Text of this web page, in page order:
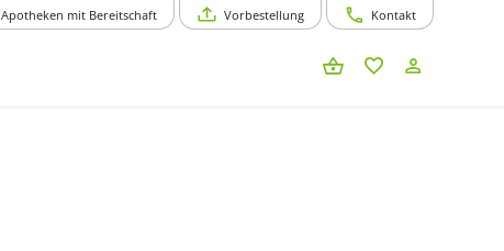
Apotheken mit Bereitschaft Vorbestellung Kontakt